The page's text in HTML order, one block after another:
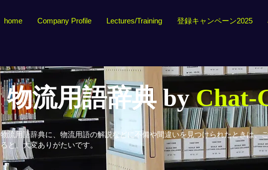
home Company Profile Lectures/Training 登録キャンペーン2025
物流用語辞典 byChat-
物流用語辞典に、物流用語の解説などに不備や間違いを見つけられたときは、
ると、大変ありがたいです。